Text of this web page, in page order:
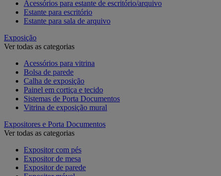
Acessórios para estante de escritório/arquivo
Estante para escritório
Estante para sala de arquivo
Exposição
Ver todas as categorias
Acessórios para vitrina
Bolsa de parede
Calha de exposição
Painel em cortiça e tecido
Sistemas de Porta Documentos
Vitrina de exposição mural
Expositores e Porta Documentos
Ver todas as categorias
Expositor com pés
Expositor de mesa
Expositor de parede